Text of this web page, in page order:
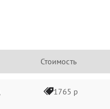
Стоимость
1765 р